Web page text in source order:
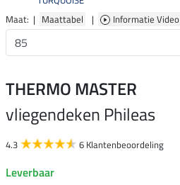
Maat: | Maattabel | Informatie Video
THERMO MASTER
vliegendeken Phileas
4.3 6 Klantenbeoordeling
Leverbaar